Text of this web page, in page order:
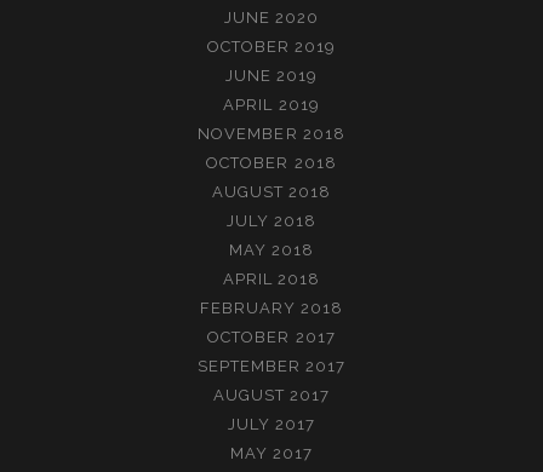
JUNE 2020
OCTOBER 2019
JUNE 2019
APRIL 2019
NOVEMBER 2018
OCTOBER 2018
AUGUST 2018
JULY 2018
MAY 2018
APRIL 2018
FEBRUARY 2018
OCTOBER 2017
SEPTEMBER 2017
AUGUST 2017
JULY 2017
MAY 2017